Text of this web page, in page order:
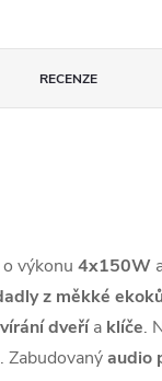
RECENZE
výkonu 4x150W
z měkké
dveřía klíče.
. Zabudovanýaudio